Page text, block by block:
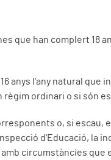
que han complert 18
anys l'any natural que
ordinari o si són
o, si escau,
d'Educació, la
circumstàncies que